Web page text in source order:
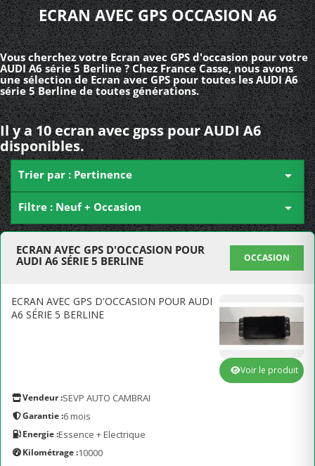
ECRAN AVEC GPS OCCASION A6
Vous cherchez votre Ecran avec GPS d'occasion pour votre
AUDI A6 série 5 Berline ? Chez France Casse, nous avons
une sélection de Ecran avec GPS pour toutes les AUDI A6
série 5 Berline de toutes générations.
Il y a 10 ecran avec gpss pour AUDI A6
disponibles.
Trier par : Pertinence 
Filtre : Neuf + Occasion 
ECRAN AVEC GPS D'OCCASION POUR
AUDI A6 SÉRIE 5 BERLINE
OCCASION
ECRAN AVEC GPS D'OCCASION POUR AUDI
A6 SÉRIE 5 BERLINE
Vendeur :SEVP AUTO CAMBRAI
Garantie :6 mois
Energie :Essence + Electrique
Kilométrage :10000
Voir le produit